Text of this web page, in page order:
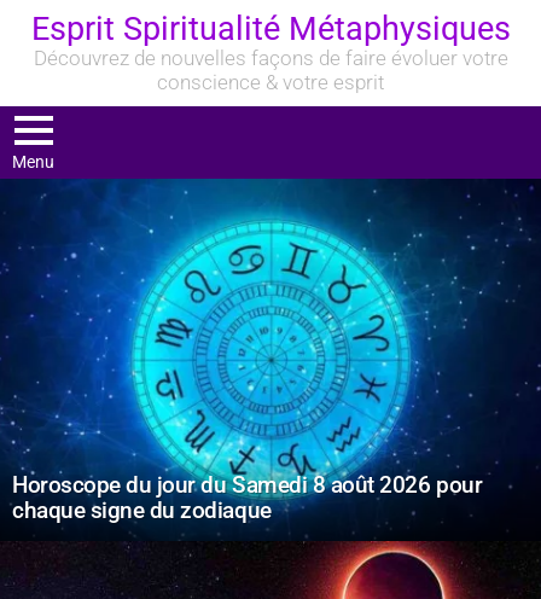
Esprit Spiritualité Métaphysiques
Découvrez de nouvelles façons de faire évoluer votre
conscience & votre esprit
Menu
DERNIERS
ARTICLES
Horoscope du jour du Samedi 8 août 2026 pour
chaque signe du zodiaque